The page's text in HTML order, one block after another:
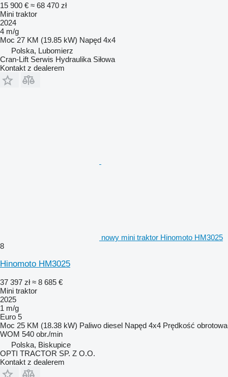
15 900 € ≈ 68 470 zł
Mini traktor
2024
4 m/g
Moc 27 KM (19.85 kW) Napęd 4x4
Polska, Lubomierz
Cran-Lift Serwis Hydraulika Siłowa
Kontakt z dealerem
nowy mini traktor Hinomoto HM3025
8
Hinomoto HM3025
37 397 zł ≈ 8 685 €
Mini traktor
2025
1 m/g
Euro 5
Moc 25 KM (18.38 kW) Paliwo diesel Napęd 4x4 Prędkość obrotowa
WOM 540 obr./min
Polska, Biskupice
OPTI TRACTOR SP. Z O.O.
Kontakt z dealerem